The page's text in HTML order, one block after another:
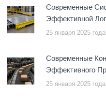
Современные
Эффективной
25 января 2025 года
Современные
Эффективного
25 января 2025 года